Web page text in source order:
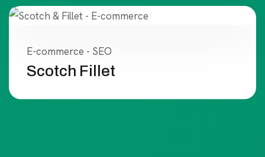
E-commerce - SEO
Scotch Fillet